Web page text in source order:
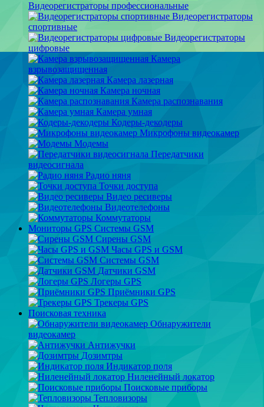
Видеорегистраторы профессиональные
Видеорегистраторы
спортивные
Видеорегистраторы
цифровые
Камера
взрывозащищенная
Камера лазерная
Камера ночная
Камера распознавания
Камера умная
Кодеры-декодеры
Микрофоны видеокамер
Модемы
Передатчики
видеосигнала
Радио няня
Точки доступа
Видео ресиверы
Видеотелефоны
Коммутаторы
Мониторы GPS Системы GSM
Сирены GSM
Часы GPS и GSM
Системы GSM
Датчики GSM
Логеры GPS
Приёмники GPS
Трекеры GPS
Поисковая техника
Обнаружители
видеокамер
Антижучки
Дозимтры
Индикатор поля
Ниленейный локатор
Поисковые приборы
Тепловизоры